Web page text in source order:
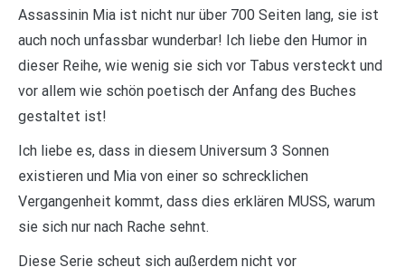
Assassinin Mia ist nicht nur über 700 Seiten lang, sie ist
auch noch unfassbar wunderbar! Ich liebe den Humor in
dieser Reihe, wie wenig sie sich vor Tabus versteckt und
vor allem wie schön poetisch der Anfang des Buches
gestaltet ist!
Ich liebe es, dass in diesem Universum 3 Sonnen
existieren und Mia von einer so schrecklichen
Vergangenheit kommt, dass dies erklären MUSS, warum
sie sich nur nach Rache sehnt.
Diese Serie scheut sich außerdem nicht vor